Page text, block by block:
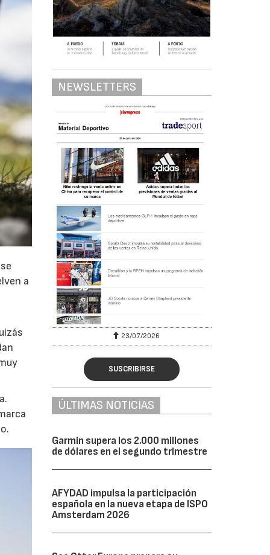
a
NEWSLETTERS
23/07/2026
SUSCRIBIRSE
ÚLTIMAS NOTICIAS
Garmin supera los 2.000 millones
de dólares en el segundo trimestre
AFYDAD impulsa la participación
española en la nueva etapa de ISPO
Amsterdam 2026